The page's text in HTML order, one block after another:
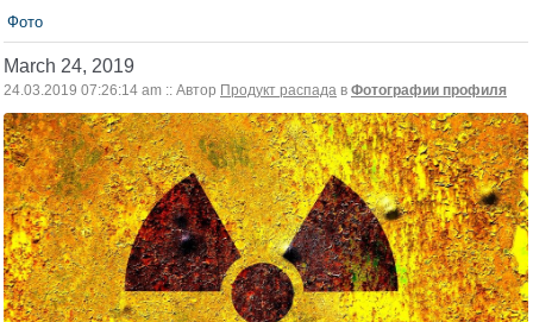
Фото
March 24, 2019
24.03.2019 07:26:14 am :: Автор Продукт распада в Фотографии профиля